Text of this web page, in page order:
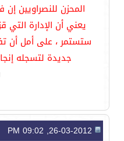
المحزن للنصراويين إن
يعني أن الإدارة التي
ستستمر ، على أمل أن
جديدة لتسجله